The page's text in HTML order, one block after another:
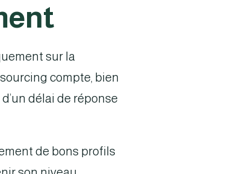
sur la
compte, bien
délai de réponse
de bons profils